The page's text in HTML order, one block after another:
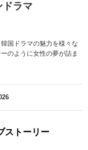
ドラマ
国ドラマの魅力を様々な
のように女性の夢が詰ま
ストーリー